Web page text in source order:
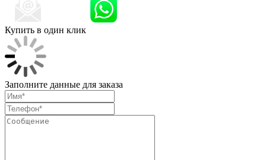
Купить в один клик
Заполните данные для заказа